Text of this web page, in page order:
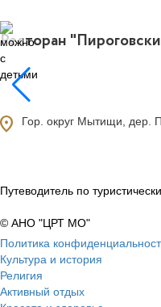
Ресторан
Гор. округ Мытищи, дер.
Путеводитель по
© АНО "ЦРТ МО"
Политика
Культура и история
Религия
Активный отдых